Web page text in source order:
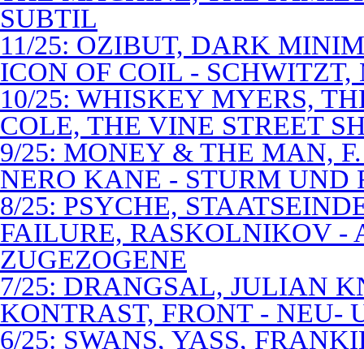
SUBTIL
11/25: OZIBUT, DARK
ICON OF COIL -
10/25: WHISKEY MYERS,
COLE, THE VINE STREET
9/25: MONEY & THE MAN,
NERO KANE - STURM UND
8/25: PSYCHE,
FAILURE, RASKOLNIKOV -
ZUGEZOGENE
7/25: DRANGSAL, JULIAN
KONTRAST, FRONT - NEU-
6/25: SWANS, YASS,